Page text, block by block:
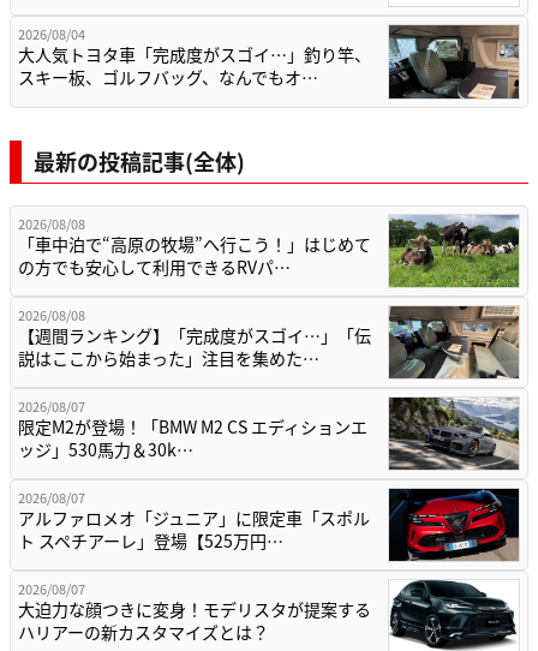
2026/08/04
大人気トヨタ車「完成度がスゴイ…」釣り竿、
スキー板、ゴルフバッグ、なんでもオ…
最新の投稿記事(全体)
2026/08/08
「車中泊で“高原の牧場”へ行こう！」はじめて
の方でも安心して利用できるRVパ…
2026/08/08
【週間ランキング】「完成度がスゴイ…」「伝
説はここから始まった」注目を集めた…
2026/08/07
限定M2が登場！「BMW M2 CS エディションエ
ッジ」530馬力＆30k…
2026/08/07
アルファロメオ「ジュニア」に限定車「スポル
ト スペチアーレ」登場【525万円…
2026/08/07
大迫力な顔つきに変身！モデリスタが提案する
ハリアーの新カスタマイズとは？